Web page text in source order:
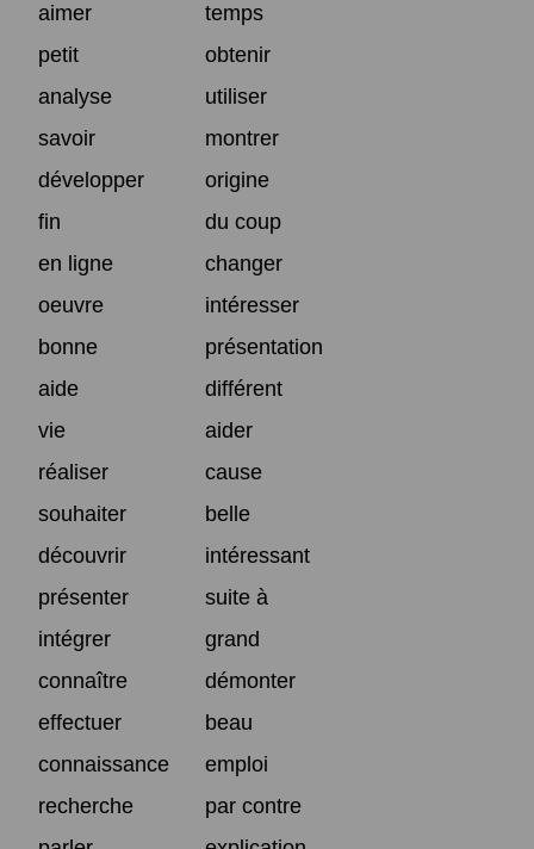
aimer
temps
petit
obtenir
analyse
utiliser
savoir
montrer
développer
origine
fin
du coup
en ligne
changer
oeuvre
intéresser
bonne
présentation
aide
différent
vie
aider
réaliser
cause
souhaiter
belle
découvrir
intéressant
présenter
suite à
intégrer
grand
connaître
démonter
effectuer
beau
connaissance
emploi
recherche
par contre